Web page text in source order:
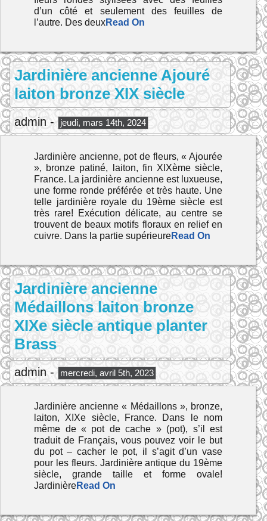
d’un côté et seulement des feuilles de
l’autre. Des deuxRead On
Jardinière ancienne Ajouré
laiton bronze XIX siècle
admin - jeudi, mars 14th, 2024
Jardinière ancienne, pot de fleurs, « Ajourée
», bronze patiné, laiton, fin XIXème siècle,
France. La jardinière ancienne est luxueuse,
une forme ronde préférée et très haute. Une
telle jardinière royale du 19ème siècle est
très rare! Exécution délicate, au centre se
trouvent de beaux motifs floraux en relief en
cuivre. Dans la partie supérieureRead On
Jardinière ancienne
Médaillons laiton bronze
XIXe siècle antique planter
Brass
admin - mercredi, avril 5th, 2023
Jardinière ancienne « Médaillons », bronze,
laiton, XIXe siècle, France. Dans le nom
même de « pot de cache » (pot), s’il est
traduit de Français, vous pouvez voir le but
du pot – cacher le pot, il s’agit d’un vase
pour les fleurs. Jardinière antique du 19ème
siècle, grande taille et forme ovale!
JardinièreRead On